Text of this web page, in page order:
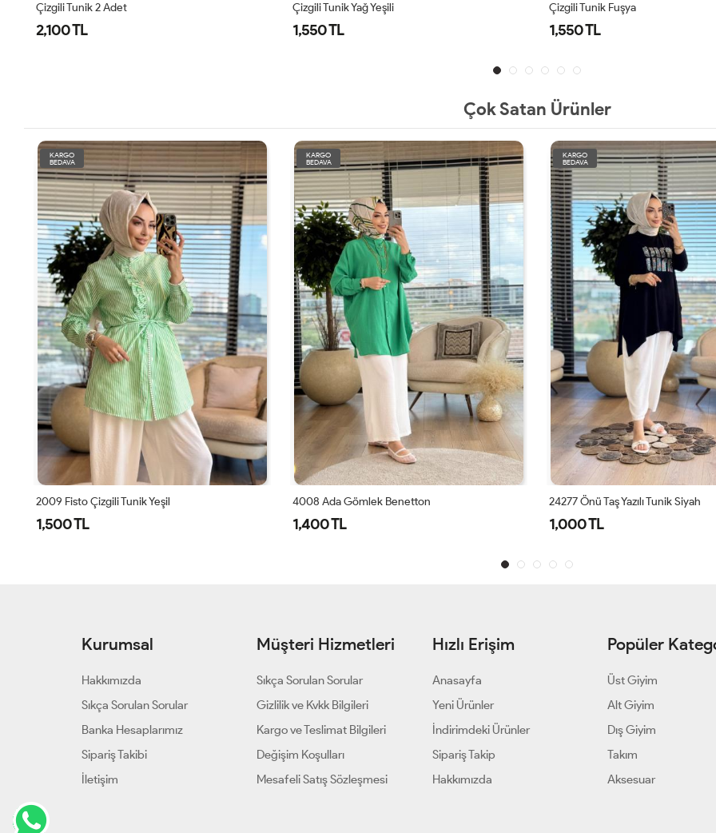
Çizgili Tunik Yağ Yeşili
1,550 TL
Çizgili Tunik Fuşya
1,550 TL
Çizgili Tunik Taba
1,550 TL
Çok Satan Ürünler
KARGO
BEDAVA
4008 Ada Gömlek Benetton
1,400 TL
KARGO
BEDAVA
24277 Önü Taş Yazılı Tunik Siyah
1,000 TL
KARGO
BEDAVA
TÜKENDİ
2506 Tencel Önü Serpme Taşlı
2,000 TL
Kurumsal
Hakkımızda
Sıkça Sorulan Sorular
Banka Hesaplarımız
Sipariş Takibi
İletişim
Müşteri Hizmetleri
Sıkça Sorulan Sorular
Gizlilik ve Kvkk Bilgileri
Kargo ve Teslimat Bilgileri
Değişim Koşulları
Mesafeli Satış Sözleşmesi
Hızlı Erişim
Anasayfa
Yeni Ürünler
İndirimdeki Ürünler
Sipariş Takip
Hakkımızda
Popüler
Üst Giyim
Alt Giyim
Dış Giyim
Takım
Aksesuar